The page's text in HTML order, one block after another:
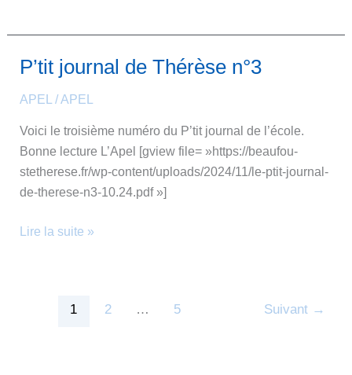
P’tit journal de Thérèse n°3
APEL /APEL
Voici le troisième numéro du P’tit journal de l’école.
Bonne lecture L’Apel [gview file= »https://beaufou-
stetherese.fr/wp-content/uploads/2024/11/le-ptit-journal-
de-therese-n3-10.24.pdf »]
P’tit
de
Thérèse
n°3
Lire la suite »
1 2 … 5 Suivant →